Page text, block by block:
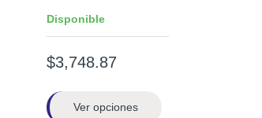
Disponible
$3,748.87
Ver opciones